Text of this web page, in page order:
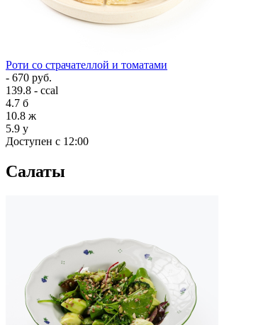
Роти со страчателлой и томатами
- 670 руб.
139.8 - ccal
4.7 б
10.8 ж
5.9 у
Доступен с 12:00
Салаты